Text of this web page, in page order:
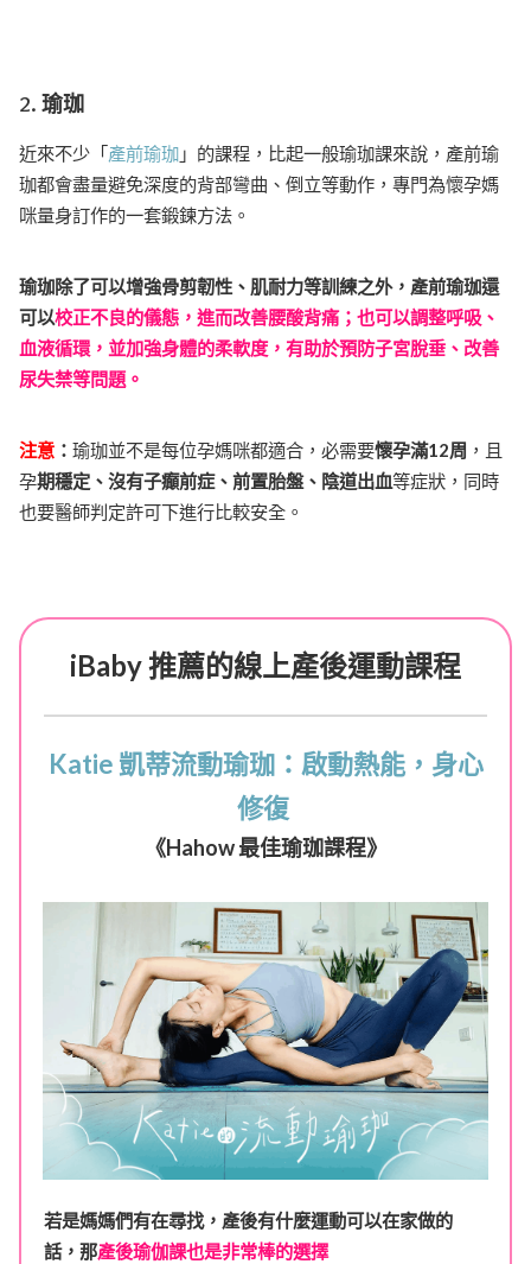
2. 瑜珈
近來不少「產前瑜珈 」的課程，比起一般瑜珈課來說，產前瑜
珈都會盡量避免深度的背部彎曲、倒立等動作，專門為懷孕媽
咪量身訂作的一套鍛鍊方法。
瑜珈除了可以增強骨剪韌性、肌耐力等訓練之外，產前瑜珈還
可以校正不良的儀態，進而改善腰酸背痛；也可以調整呼吸、
血液循環，並加強身體的柔軟度，有助於預防子宮脫垂、改善
尿失禁等問題。
注意 ： 瑜珈並不是每位孕媽咪都適合，必需要懷孕滿12周 ，且
孕期穩定、沒有子癲前症、前置胎盤、陰道出血等症狀，同時
也要醫師判定許可下進行比較安全。
iBaby 推薦的線上產後運動課程
Katie 凱蒂流動瑜珈：啟動熱能，身心
修復
《Hahow 最佳瑜珈課程》
若是媽媽們有在尋找，產後有什麼運動可以在家做的
話，那產後瑜伽課也是非常棒的選擇